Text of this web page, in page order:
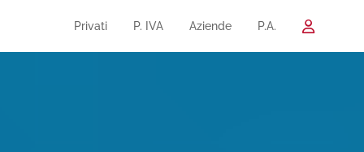
Privati P. IVA Aziende P.A.